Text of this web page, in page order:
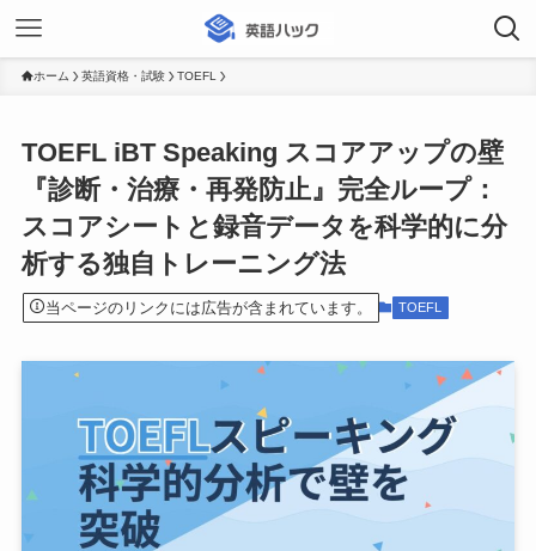
ホーム 英語資格・試験 TOEFL
TOEFL iBT Speaking スコアアップの壁
『診断・治療・再発防止』完全ループ：
スコアシートと録音データを科学的に分
析する独自トレーニング法
当ページのリンクには広告が含まれています。 TOEFL